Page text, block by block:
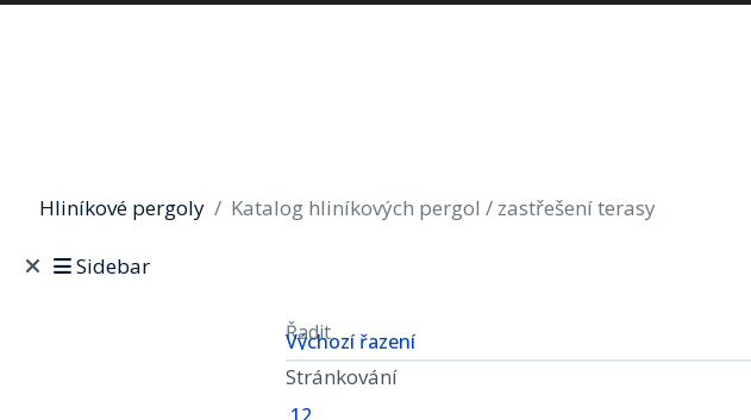
Hliníkové pergoly Katalog hliníkových pergol / zastřešení terasy
Sidebar
Řadit
Stránkování